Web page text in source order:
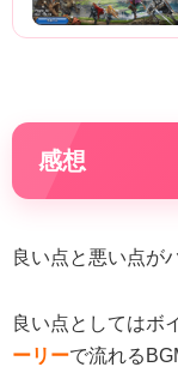
感想
良い点と悪い点が
良い点としてはボ
ーリーで流れる